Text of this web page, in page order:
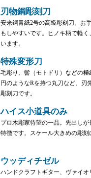
刃物鋼彫刻刀
安来鋼青紙2号の高級彫刻刀。お
もしやすいです。ヒノキ柄で軽
います。
特殊変形刀
毛彫り、髻（モトドリ）などの
円のようなRを持つ丸刀など、刃
彫刻刀です。
ハイス小道具のみ
プロ木彫家待望の一品。先出し
特徴です。スケール大きめの彫刻
ウッディチゼル
ハンドクラフトギター、ヴァイ